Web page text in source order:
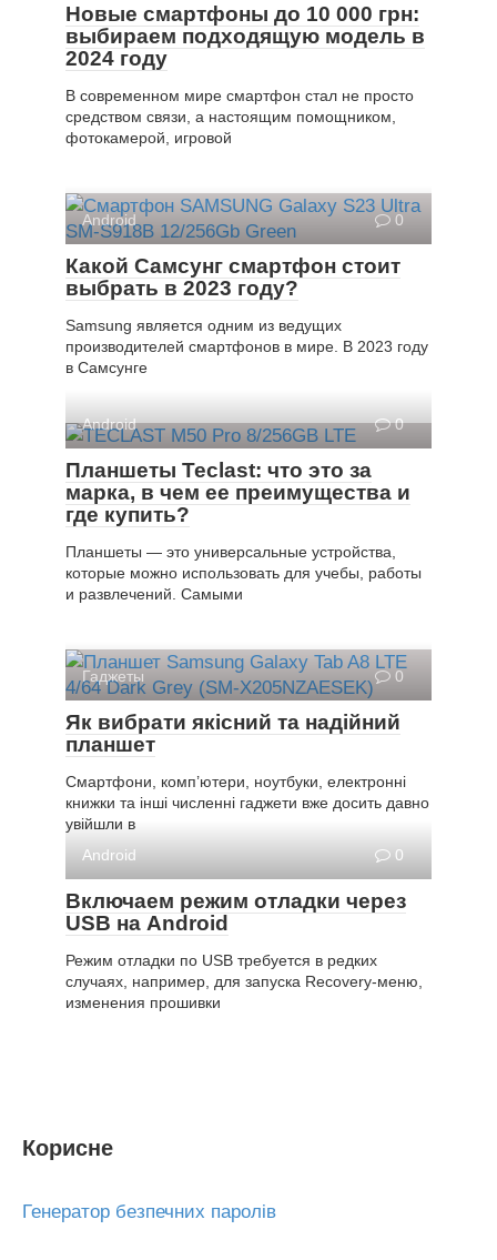
Новые смартфоны до 10 000 грн:
выбираем подходящую модель в
2024 году
В современном мире смартфон стал не просто
средством связи, а настоящим помощником,
фотокамерой, игровой
Android 0
Какой Самсунг смартфон стоит
выбрать в 2023 году?
Samsung является одним из ведущих
производителей смартфонов в мире. В 2023 году
в Самсунге
Android 0
Планшеты Teclast: что это за
марка, в чем ее преимущества и
где купить?
Планшеты — это универсальные устройства,
которые можно использовать для учебы, работы
и развлечений. Самыми
Гаджеты 0
Як вибрати якісний та надійний
планшет
Смартфони, комп’ютери, ноутбуки, електронні
книжки та інші численні гаджети вже досить давно
увійшли в
Android
0
Включаем режим отладки через
USB на Android
Режим отладки по USB требуется в редких
случаях, например, для запуска Recovery-меню,
изменения прошивки
Корисне
Генератор безпечних паролів